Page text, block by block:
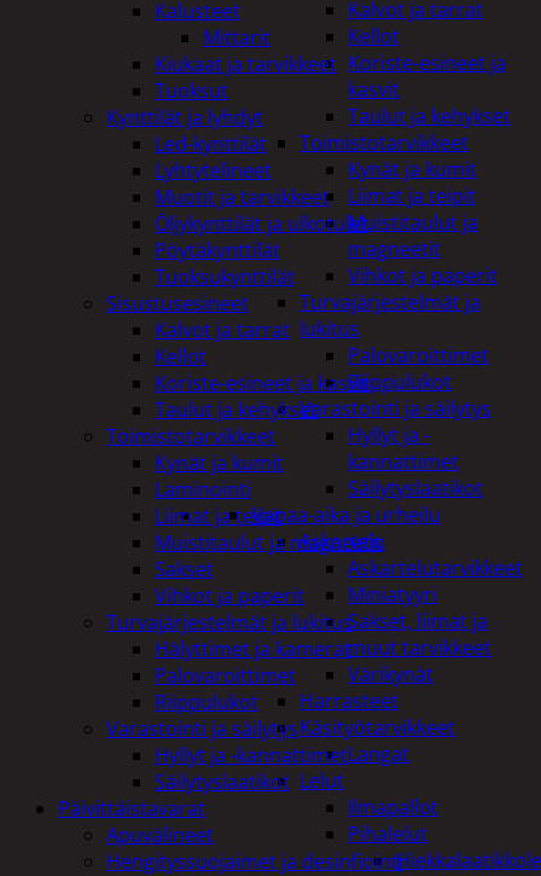
Kalvot ja tarrat
Kellot
Koriste-esineet ja
kasvit
Taulut ja kehykset
Toimistotarvikkeet
Kynät ja kumit
Liimat ja teipit
Muistitaulut ja
magneetit
Vihkot ja paperit
Turvajärjestelmät ja
lukitus
Palovaroittimet
Riippulukot
Varastointi ja säilytys
Hyllyt ja -
kannattimet
Säilytyslaatikot
Vapaa-aika ja urheilu
Askartelu
Askartelutarvikkeet
Miniatyyri
Sakset, liimat ja
muut tarvikkeet
Värikynät
Harrasteet
Käsityötarvikkeet
Langat
Lelut
Ilmapallot
Pihalelut
Kalusteet
Mittarit
Kiukaat ja tarvikkeet
Tuoksut
Kynttilät ja lyhdyt
Led-kynttilät
Lyhtytelineet
Muotit ja tarvikkeet
Öljykynttilät ja ulkotulet
Pöytäkynttilät
Tuoksukynttilät
Sisustusesineet
Kalvot ja tarrat
Kellot
Koriste-esineet ja kasvit
Taulut ja kehykset
Toimistotarvikkeet
Kynät ja kumit
Laminointi
Liimat ja teipit
Muistitaulut ja magneetit
Sakset
Vihkot ja paperit
Turvajärjestelmät ja lukitus
Hälyttimet ja kamerat
Palovaroittimet
Riippulukot
Varastointi ja säilytys
Hyllyt ja -kannattimet
Säilytyslaatikot
Päivittäistavarat
Apuvälineet
Hengityssuojaimet ja desinfiointi